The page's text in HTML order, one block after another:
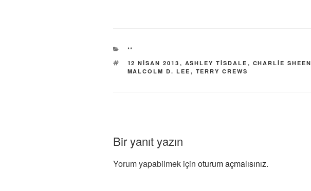
KATEGORILER
**
ETIKETLER
12 NISAN 2013 , ASHLEY TISDALE , CHARLIE SHEEN
MALCOLM D. LEE , TERRY CREWS
Bir yanıt yazın
Yorum yapabilmek için oturum açmalısınız.